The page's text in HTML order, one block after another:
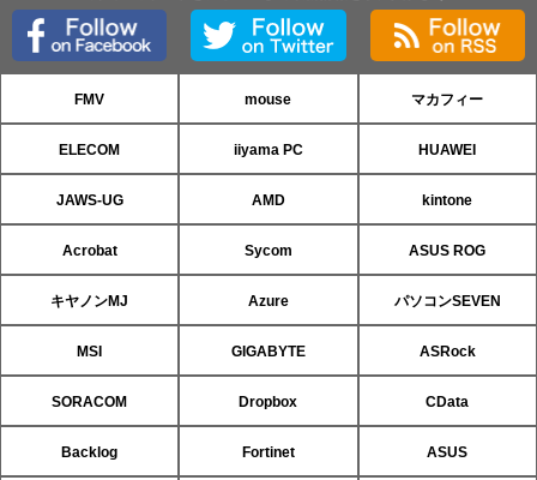
FMV mouse マカフィー
ELECOM iiyama PC HUAWEI
JAWS-UG AMD kintone
Acrobat Sycom ASUS ROG
キヤノンMJ Azure パソコンSEVEN
MSI GIGABYTE ASRock
SORACOM Dropbox CData
Backlog Fortinet ASUS